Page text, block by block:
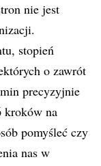
nie jest
stopień
o zawrót
precyzyjnie
kroków na
pomyśleć czy
nas w